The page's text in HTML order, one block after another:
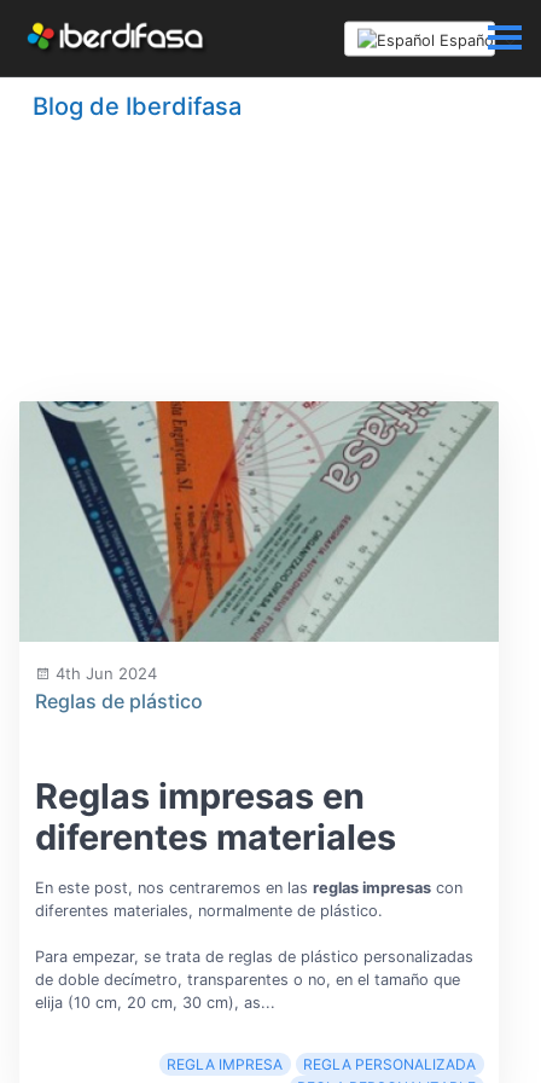
Español
Blog de Iberdifasa
4th Jun 2024
Reglas de plástico
Reglas impresas en
diferentes materiales
En este post, nos centraremos en las reglas impresascon
diferentes materiales, normalmente de plástico.
Para empezar, se trata de reglas de plástico personalizadas
de doble decímetro, transparentes o no, en el tamaño que
elija (10 cm, 20 cm, 30 cm), as...
REGLA IMPRESA
REGLA PERSONALIZADA